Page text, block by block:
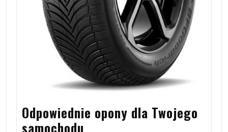
Odpowiednie opony dla Twojego
samochodu